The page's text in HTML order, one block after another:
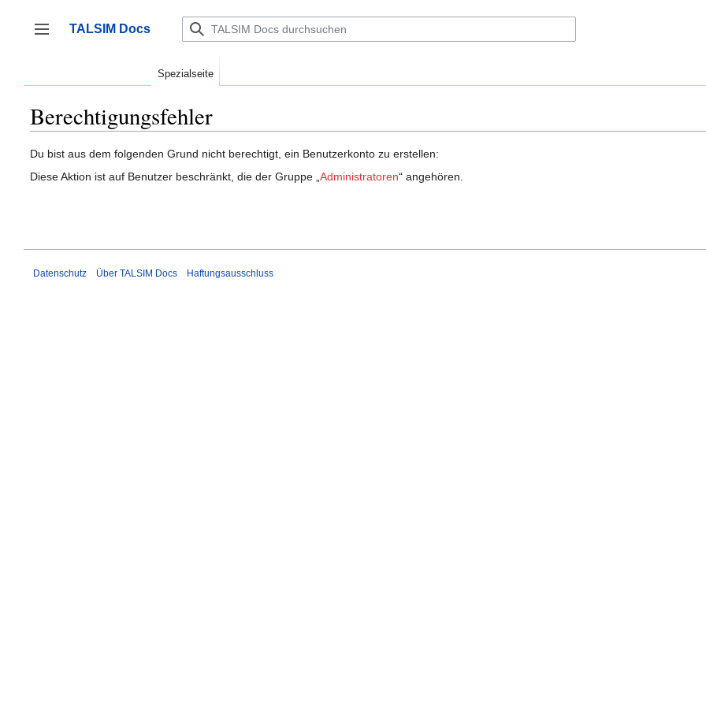
springen
Seitenleiste umschalten
TALSIM Docs
Spezialseite
Berechtigungsfehler
Du bist aus dem folgenden Grund nicht berechtigt, ein Benutzerkonto zu erstellen:
Diese Aktion ist auf Benutzer beschränkt, die der Gruppe „ Administratoren“ angehören.
Datenschutz Über TALSIM Docs Haftungsausschluss